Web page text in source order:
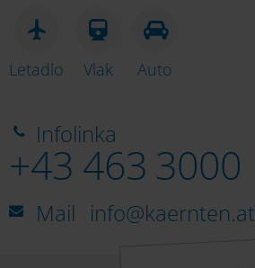
Letadlo Vlak Auto
Infolinka
+43 463 3000
Mail info@kaernten.at